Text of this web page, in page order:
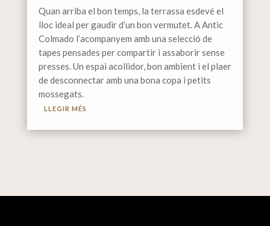
Quan arriba el bon temps, la terrassa esdevé el
lloc ideal per gaudir d’un bon vermutet. A Antic
Colmado l’acompanyem amb una selecció de
tapes pensades per compartir i assaborir sense
presses. Un espai acollidor, bon ambient i el plaer
de desconnectar amb una bona copa i petits
mossegats.